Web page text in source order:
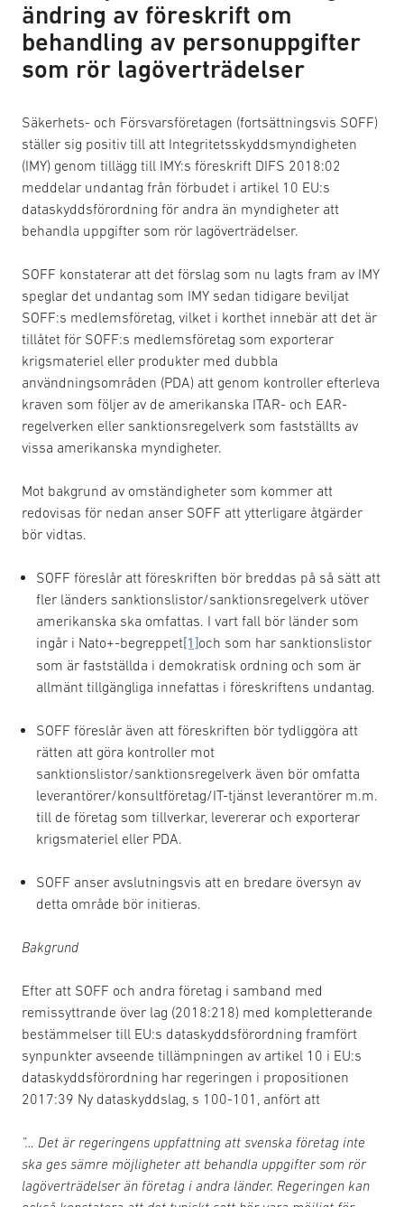
ändring av föreskrift om
behandling av personuppgifter
som rör lagöverträdelser
Säkerhets- och Försvarsföretagen (fortsättningsvis SOFF)
ställer sig positiv till att Integritetsskyddsmyndigheten
(IMY) genom tillägg till IMY:s föreskrift DIFS 2018:02
meddelar undantag från förbudet i artikel 10 EU:s
dataskyddsförordning för andra än myndigheter att
behandla uppgifter som rör lagöverträdelser.
SOFF konstaterar att det förslag som nu lagts fram av IMY
speglar det undantag som IMY sedan tidigare beviljat
SOFF:s medlemsföretag, vilket i korthet innebär att det är
tillåtet för SOFF:s medlemsföretag som exporterar
krigsmateriel eller produkter med dubbla
användningsområden (PDA) att genom kontroller efterleva
kraven som följer av de amerikanska ITAR- och EAR-
regelverken eller sanktionsregelverk som fastställts av
vissa amerikanska myndigheter.
Mot bakgrund av omständigheter som kommer att
redovisas för nedan anser SOFF att ytterligare åtgärder
bör vidtas.
SOFF föreslår att föreskriften bör breddas på så sätt att
fler länders sanktionslistor/sanktionsregelverk utöver
amerikanska ska omfattas. I vart fall bör länder som
ingår i Nato+-begreppet[1]och som har sanktionslistor
som är fastställda i demokratisk ordning och som är
allmänt tillgängliga innefattas i föreskriftens undantag.
SOFF föreslår även att föreskriften bör tydliggöra att
rätten att göra kontroller mot
sanktionslistor/sanktionsregelverk även bör omfatta
leverantörer/konsultföretag/IT-tjänst leverantörer m.m.
till de företag som tillverkar, levererar och exporterar
krigsmateriel eller PDA.
SOFF anser avslutningsvis att en bredare översyn av
detta område bör initieras.
Bakgrund
Efter att SOFF och andra företag i samband med
remissyttrande över lag (2018:218) med kompletterande
bestämmelser till EU:s dataskyddsförordning framfört
synpunkter avseende tillämpningen av artikel 10 i EU:s
dataskyddsförordning har regeringen i propositionen
2017:39 Ny dataskyddslag, s 100-101, anfört att
”… Det är regeringens uppfattning att svenska företag inte
ska ges sämre möjligheter att behandla uppgifter som rör
lagöverträdelser än företag i andra länder. Regeringen kan